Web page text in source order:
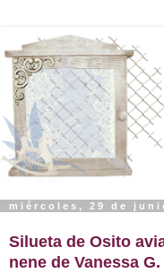
miércoles, 29 de
Silueta de Osito
nene de Vanessa G.